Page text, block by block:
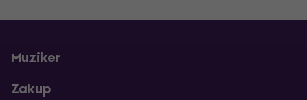
Muziker
Zakup